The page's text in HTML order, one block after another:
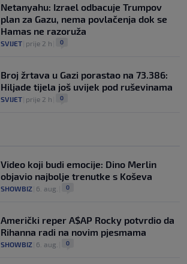
Netanyahu: Izrael odbacuje Trumpov
plan za Gazu, nema povlačenja dok se
Hamas ne razoruža
SVIJET prije 2 h 0
Broj žrtava u Gazi porastao na 73.386:
Hiljade tijela još uvijek pod ruševinama
SVIJET prije 2 h 0
Video koji budi emocije: Dino Merlin
objavio najbolje trenutke s Koševa
SHOWBIZ 6. aug. 0
Američki reper A$AP Rocky potvrdio da
Rihanna radi na novim pjesmama
SHOWBIZ 6. aug. 0